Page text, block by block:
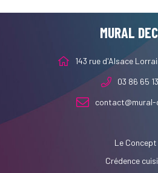
MURAL
143 rue d'Alsace
03 86 65
contact@mural-
Le Concept
Crédence